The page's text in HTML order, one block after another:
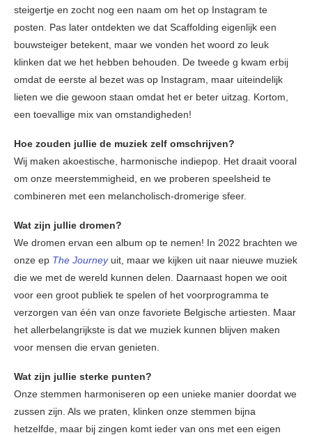
steigertje en zocht nog een naam om het op Instagram te
posten. Pas later ontdekten we dat Scaffolding eigenlijk een
bouwsteiger betekent, maar we vonden het woord zo leuk
klinken dat we het hebben behouden. De tweede g kwam erbij
omdat de eerste al bezet was op Instagram, maar uiteindelijk
lieten we die gewoon staan omdat het er beter uitzag. Kortom,
een toevallige mix van omstandigheden!
Hoe zouden jullie de muziek zelf omschrijven?
Wij maken akoestische, harmonische indiepop. Het draait vooral
om onze meerstemmigheid, en we proberen speelsheid te
combineren met een melancholisch-dromerige sfeer.
Wat zijn jullie dromen?
We dromen ervan een album op te nemen! In 2022 brachten we
onze ep The Journeyuit, maar we kijken uit naar nieuwe muziek
die we met de wereld kunnen delen. Daarnaast hopen we ooit
voor een groot publiek te spelen of het voorprogramma te
verzorgen van één van onze favoriete Belgische artiesten. Maar
het allerbelangrijkste is dat we muziek kunnen blijven maken
voor mensen die ervan genieten.
Wat zijn jullie sterke punten?
Onze stemmen harmoniseren op een unieke manier doordat we
zussen zijn. Als we praten, klinken onze stemmen bijna
hetzelfde, maar bij zingen komt ieder van ons met een eigen